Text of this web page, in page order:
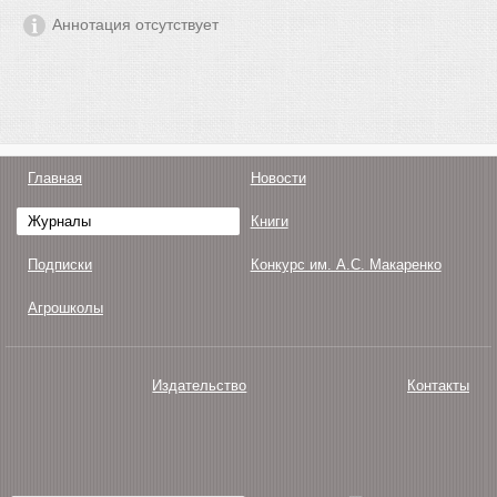
Аннотация отсутствует
Главная Новости
Журналы Книги
Подписки Конкурс им. А.С. Макаренко
Агрошколы
Издательство Контакты